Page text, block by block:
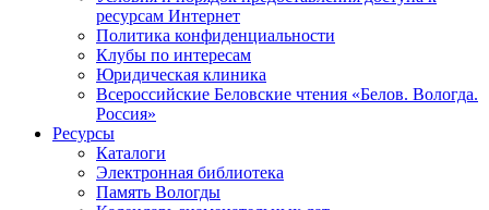
ресурсам Интернет
Политика конфиденциальности
Клубы по интересам
Юридическая клиника
Всероссийские Беловские чтения «Белов. Вологда.
Россия»
Ресурсы
Каталоги
Электронная библиотека
Память Вологды